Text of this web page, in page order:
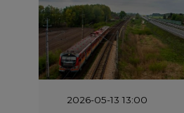
2026-05-13 13:00